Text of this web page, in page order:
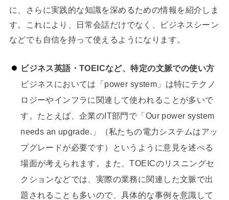
に、さらに実践的な知識を深めるための情報を紹介しま
す。これにより、日常会話だけでなく、ビジネスシーン
などでも自信を持って使えるようになります。
ビジネス英語・TOEICなど、特定の文脈での使い方
ビジネスにおいては「power system」は特にテクノ
ロジーやインフラに関連して使われることが多いで
す。たとえば、企業のIT部門で「Our power system
needs an upgrade.」（私たちの電力システムはアッ
プグレードが必要です）というように意見を述べる
場面が考えられます。また、TOEICのリスニングセ
クションなどでは、実際の業務に関連した文脈で出
題されることも多いので、具体的な事例を意識して